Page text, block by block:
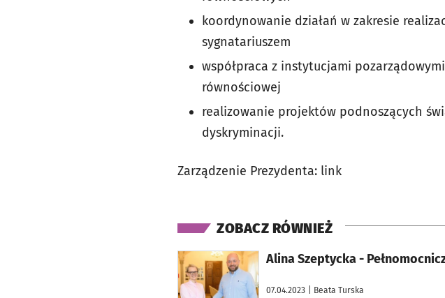
koordynowanie działań w zakresie
sygnatariuszem
współpraca z instytucjami
równościowej
realizowanie projektów podnoszących
dyskryminacji.
Zarządzenie Prezydenta: link
ZOBACZ RÓWNIEŻ
Alina Szeptycka -
07.04.2023 | Beata Turska
otworzy się w nowej karcie